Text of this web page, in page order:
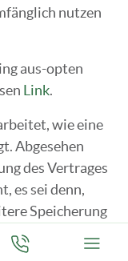
nutzen
aus-opten
Link.
wie eine
Abgesehen
des Vertrages
es sei denn,
Speicherung